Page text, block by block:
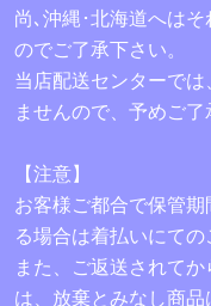
尚､沖縄･北海道へは
のでご了承下さい。
当店配送センターで
ませんので、予めご了
【注意】
お客様ご都合で保管
る場合は着払いにての
また、ご返送されて
は、放棄とみなし商